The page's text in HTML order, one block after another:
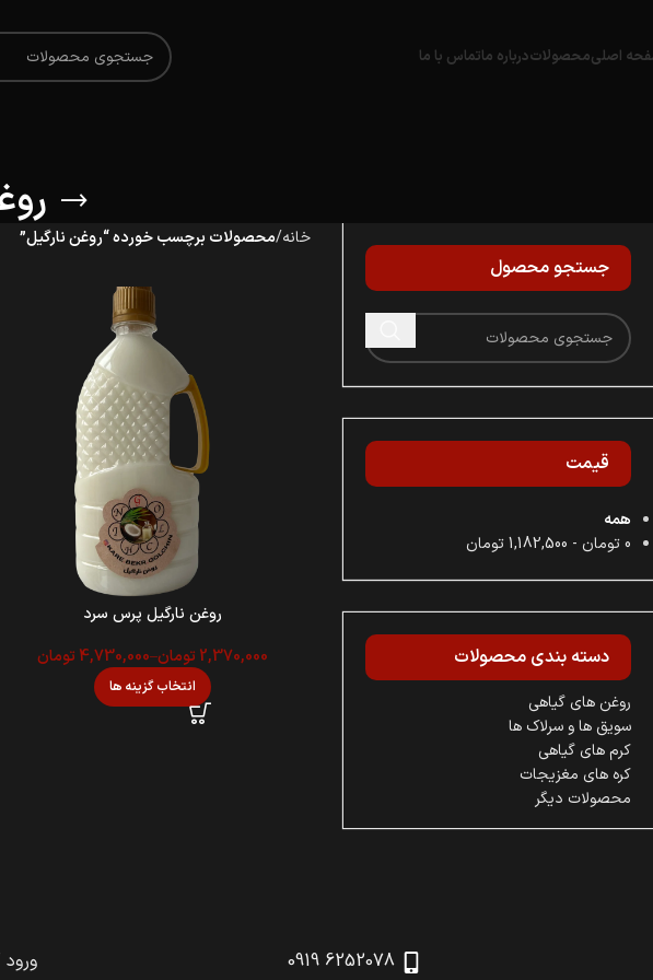
اصلیمحصولاتدرباره ماتماس با ما
جستجو محصول
قیمت
همه
0تومان -
1,182,500تومان
دسته‌ بندی محصولات
روغن های گیاهی
سویق ها و سرلاک ها
کرم های گیاهی
کره های مغزیجات
محصولات دیگر
خانه محصولات برچسب خورده “روغن نارگیل”
روغن نارگیل پرس سرد
2,370,000 تومان–
4,730,000 تومان
انتخاب گزینه ها
6252078 0919